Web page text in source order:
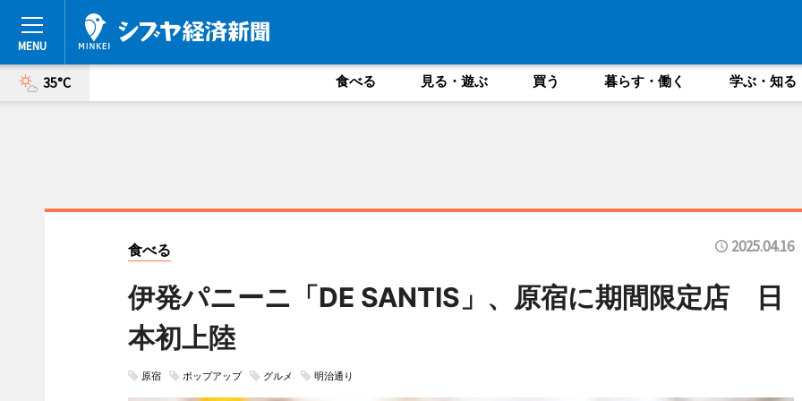
35°C 食べる 見る・遊ぶ 買う 暮らす・働く 学ぶ・知る
食べる 2025.04.16
伊発パニーニ「DE SANTIS」、原宿に期間限定店 日
本初上陸
原宿 ポップアップ グルメ 明治通り